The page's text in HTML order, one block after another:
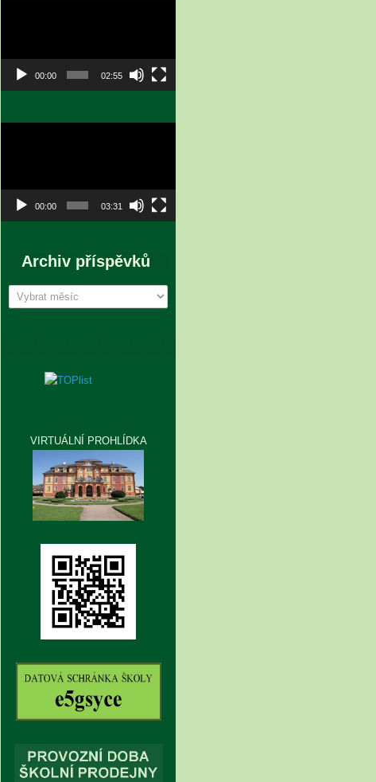
00:00 02:55
00:00 03:31
Archiv příspěvků
Archiv
příspěvků
VIRTUÁLNÍ PROHLÍDKA